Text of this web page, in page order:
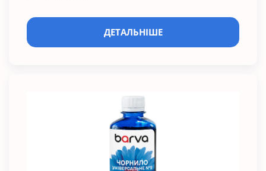
ДЕТАЛЬНІШЕ